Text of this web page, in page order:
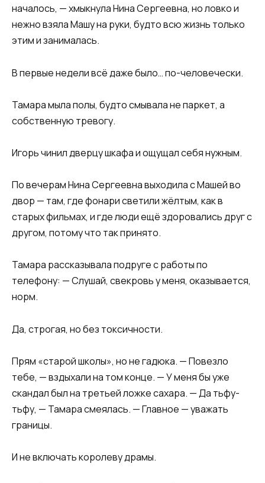
началось, — хмыкнула Нина Сергеевна, но ловко и
нежно взяла Машу на руки, будто всю жизнь только
этим и занималась.
В первые недели всё даже было… по-человечески.
Тамара мыла полы, будто смывала не паркет, а
собственную тревогу.
Игорь чинил дверцу шкафа и ощущал себя нужным.
По вечерам Нина Сергеевна выходила с Машей во
двор — там, где фонари светили жёлтым, как в
старых фильмах, и где люди ещё здоровались друг с
другом, потому что так принято.
Тамара рассказывала подруге с работы по
телефону: — Слушай, свекровь у меня, оказывается,
норм.
Да, строгая, но без токсичности.
Прям «старой школы», но не гадюка. — Повезло
тебе, — вздыхали на том конце. — У меня бы уже
скандал был на третьей ложке сахара. — Да тьфу-
тьфу, — Тамара смеялась. — Главное — уважать
границы.
И не включать королеву драмы.